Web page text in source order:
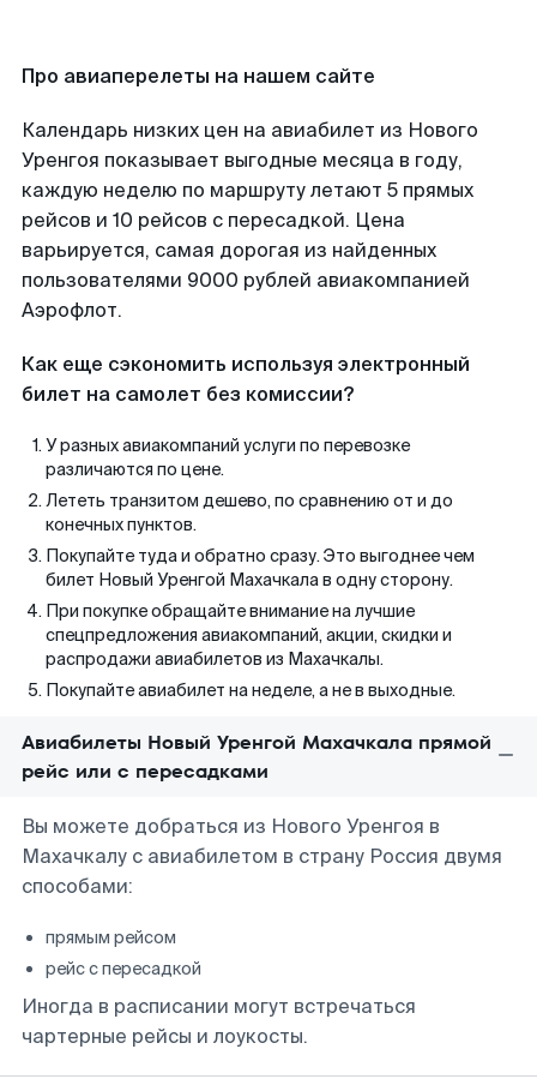
Про авиаперелеты на нашем сайте
Календарь низких цен на авиабилет из Нового
Уренгоя показывает выгодные месяца в году,
каждую неделю по маршруту летают 5 прямых
рейсов и 10 рейсов с пересадкой. Цена
варьируется, самая дорогая из найденных
пользователями 9000 рублей авиакомпанией
Аэрофлот.
Как еще сэкономить используя электронный
билет на самолет без комиссии?
У разных авиакомпаний услуги по перевозке
различаются по цене.
Лететь транзитом дешево, по сравнению от и до
конечных пунктов.
Покупайте туда и обратно сразу. Это выгоднее чем
билет Новый Уренгой Махачкала в одну сторону.
При покупке обращайте внимание на лучшие
спецпредложения авиакомпаний, акции, скидки и
распродажи авиабилетов из Махачкалы.
Покупайте авиабилет на неделе, а не в выходные.
Авиабилеты Новый Уренгой Махачкала прямой
рейс или с пересадками
Вы можете добраться из Нового Уренгоя в
Махачкалу с авиабилетом в страну Россия двумя
способами:
прямым рейсом
рейс с пересадкой
Иногда в расписании могут встречаться
чартерные рейсы и лоукосты.